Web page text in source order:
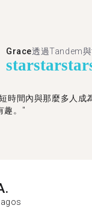
Grace透過Tandem與
starstarstar
時間內與那麼多人成
趣。"